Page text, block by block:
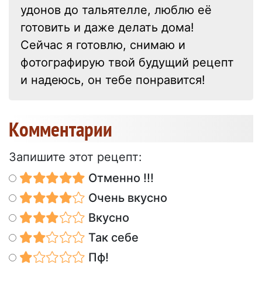
удонов до тальятелле, люблю её
готовить и даже делать дома!
Сейчас я готовлю, снимаю и
фотографирую твой будущий рецепт
и надеюсь, он тебе понравится!
Kомментарии
Запишите этот рецепт:
Отменно !!!
Очень вкусно
Вкусно
Так себе
Пф!